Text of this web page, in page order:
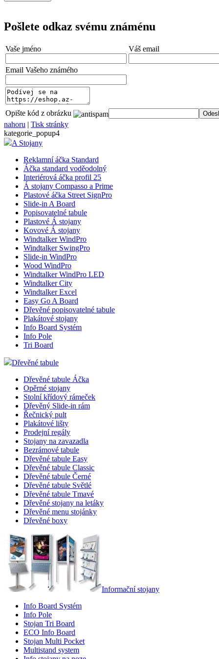
Pošlete odkaz svému známénu
Vaše jméno Váš email
Email Vašeho známého
Opište kód z obrázku
nahoru | Tisk stránky
kategorie_popup4
A Stojany
Reklamní áčka Standard
Áčka standard voděodolný
Interiérová áčka profil 25
Á stojany Compasso a Prime
Plastové áčka Street SignPro
Slide-in A Board
Popisovatelné tabule
Plastové Á stojany
Kovové Á stojany
Windtalker WindPro
Windtalker SwingPro
Slide-in WindPro
Wood WindPro
Windtalker WindPro LED
Windtalker City
Windtalker Excel
Easy Go A Board
Dřevěné popisovatelné tabule
Plakátové stojany
Info Board Systém
Info Pole
Tri Board
Dřevěné tabule
Dřevěné tabule Áčka
Opěrné stojany
Stolní křídový rámeček
Dřevěný Slide-in rám
Řečnický pult
Plakátové lišty
Prodejní regály
Stojany na zavazadla
Bezrámové tabule
Dřevěné tabule Easy
Dřevěné tabule Classic
Dřevěné tabule Černé
Dřevěné tabule Světlé
Dřevěné tabule Tmavé
Dřevěné stojany na letáky
Dřevěné menu stojánky
Dřevěné boxy
Informační stojany
Info Board Systém
Info Pole
Stojan Tri Board
ECO Info Board
Stojan Multi Pocket
Multistand system